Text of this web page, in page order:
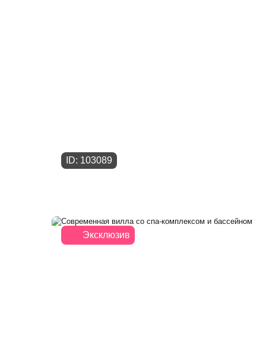
ID: 103089
Эксклюзив